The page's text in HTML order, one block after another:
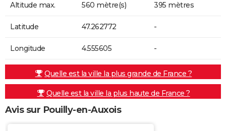
Altitude max. 560 mètre(s) 395 mètres
Latitude 47.262772 -
Longitude 4.555605 -
Quelle est la ville la plus grande de France ?
Quelle est la ville la plus haute de France ?
Avis sur Pouilly-en-Auxois